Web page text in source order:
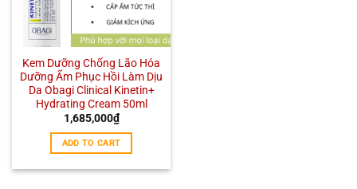
Kem Dưỡng Chống Lão Hóa
Dưỡng Ẩm Phục Hồi Làm Dịu
Da Obagi Clinical Kinetin+
Hydrating Cream 50ml
1,685,000₫
ADD TO CART